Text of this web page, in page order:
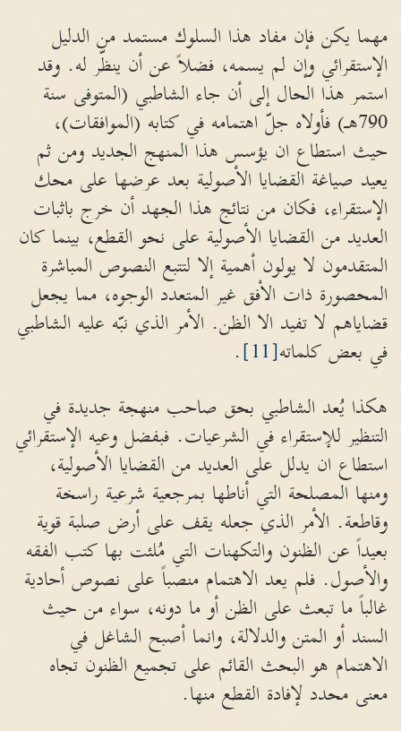
مهما يكن فإن مفاد هذا السلوك مستمد من الدليل
الإستقرائي وإن لم يسمه، فضلاً عن أن ينظّر له. وقد
استمر هذا الحال إلى أن جاء الشاطبي (المتوفى سنة
790هـ) فأولاه جلّ اهتمامه في كتابه (الموافقات)،
حيث استطاع ان يؤسس هذا المنهج الجديد ومن ثم
يعيد صياغة القضايا الأصولية بعد عرضها على محك
الإستقراء، فكان من نتائج هذا الجهد أن خرج باثبات
العديد من القضايا الأصولية على نحو القطع، بينما كان
المتقدمون لا يولون أهمية إلا لتتبع النصوص المباشرة
المحصورة ذات الأفق غير المتعدد الوجوه، مما يجعل
قضاياهم لا تفيد الا الظن. الأمر الذي نبّه عليه الشاطبي
في بعض كلماته[11]
.
هكذا يُعد الشاطبي بحق صاحب منهجة جديدة في
التنظير للإستقراء في الشرعيات. فبفضل وعيه الإستقرائي
استطاع ان يدلل على العديد من القضايا الأصولية،
ومنها المصلحة التي أناطها بمرجعية شرعية راسخة
وقاطعة. الأمر الذي جعله يقف على أرض صلبة قوية
بعيداً عن الظنون والتكهنات التي مُلئت بها كتب الفقه
والأصول. فلم يعد الاهتمام منصباً على نصوص أحادية
غالباً ما تبعث على الظن أو ما دونه، سواء من حيث
السند أو المتن والدلالة، وانما أصبح الشاغل في
الاهتمام هو البحث القائم على تجميع الظنون تجاه
معنى محدد لإفادة القطع منها.